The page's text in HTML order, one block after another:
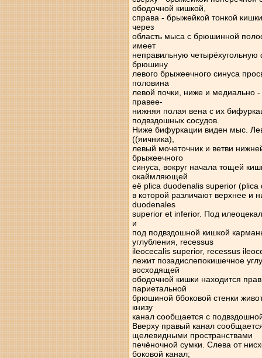
ободочной кишкой,
справа - брыжейкой тонкой
через
область мыса с брюшинной
имеет
неправильную
брюшину
левого брыжеечного синуса
половина
левой почки, ниже и медиально
правее-
нижняя полая вена с их
подвздошных сосудов.
Ниже бифуркации виден мыс.
((яичника),
левый мочеточник и ветви
брыжеечного
синуса, вокруг начала тощей
окаймляющей
её plica duodenalis superior
в которой различают верхнее и
duodenales
superior et inferior. Под
и
под подвздошной кишкой
углубления, recessus
ileocecalis superior, recessus
лежит позадислепокишечное
восходящей
ободочной кишки находится
париетальной
брюшиной ббоковой стенки
книзу
канал сообщается с
Вверху правый канал
щелевидными пространствами
печёночной сумки. Слева от
боковой канал;